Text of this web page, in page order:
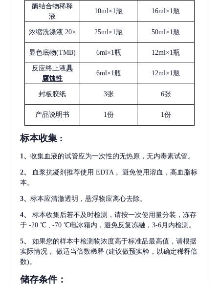
酶结合物稀释
液
10ml×1瓶 16ml×1瓶
浓缩洗涤液 20× 25ml×1瓶 50ml×1瓶
显色底物(TMB) 6ml×1瓶 12ml×1瓶
反应终止液具
腐蚀性
6ml×1瓶 12ml×1瓶
封板胶纸 3张 6张
产品说明书 1份 1份
标本收集 :
1、 收集血液的试管应为一次性的无热原，无内毒素试管。
2、 血浆抗凝剂推荐使用 EDTA 。避免使用溶血，高血脂标
本。
3、 标本应清澈透明，悬浮物应离心去除。
4、
标本收集后若不及时检测，请按一次使用量分装，冻存
于 -20 ℃ , -70 ℃电冰箱内，避免反复冻融，3-6月内检测。
5、
如果您的样本中检测物浓度高于标准品最高值，请根据
实际情况，
做适当倍数稀释 (建议做预实验，以确定稀释倍
数)。
储存条件：